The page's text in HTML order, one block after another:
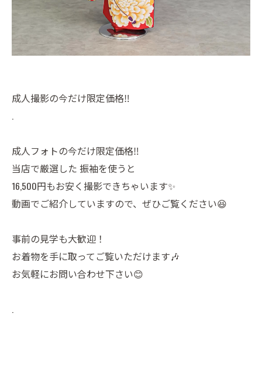
成人撮影の今だけ限定価格‼️
.
成人フォトの今だけ限定価格‼️
当店で厳選した 振袖を使うと
16,500円もお安く撮影できちゃいます✨️
動画でご紹介していますので、ぜひご覧ください😆
事前の見学も大歓迎！
お着物を手に取ってご覧いただけます🎶
お気軽にお問い合わせ下さい😊
.